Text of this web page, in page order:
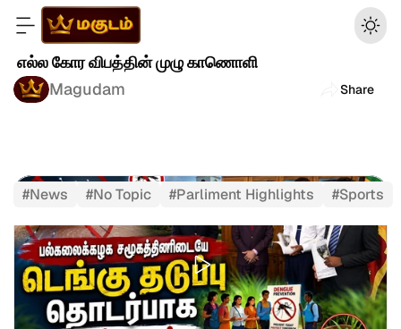
எல்ல கோர விபத்தின் முழு காணொளி
Magudam
Share
#News #No Topic #Parliment Highlights #Sports